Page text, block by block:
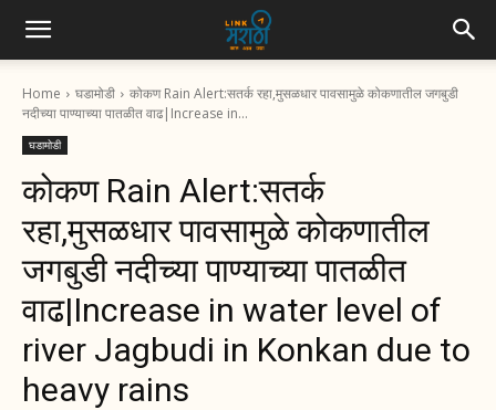
Home घडामोडी
कोकण Rain Alert:सतर्क रहा,मुसळधार पावसामुळे कोकणातील जगबुडी
नदीच्या पाण्याच्या पातळीत वाढ|Increase in...
घडामोडी
कोकण Rain Alert:सतर्क
रहा,मुसळधार पावसामुळे कोकणातील
जगबुडी नदीच्या पाण्याच्या पातळीत
वाढ|Increase in water level of
river Jagbudi in Konkan due to
heavy rains